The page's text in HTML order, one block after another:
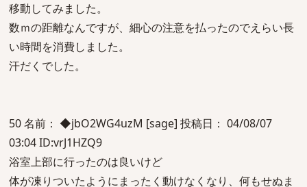
移動してみました。
数ｍの距離なんですが、細心の注意を払ったのでえらい長
い時間を消費しました。
汗だくでした。
50 名前： ◆jbO2WG4uzM [sage] 投稿日： 04/08/07
03:04 ID:vrJ1HZQ9
浴室上部に行ったのは良いけど
体が凍りついたようにまったく動けなくなり、何もせぬま